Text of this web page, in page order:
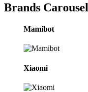
Brands Carousel
Mamibot
Xiaomi